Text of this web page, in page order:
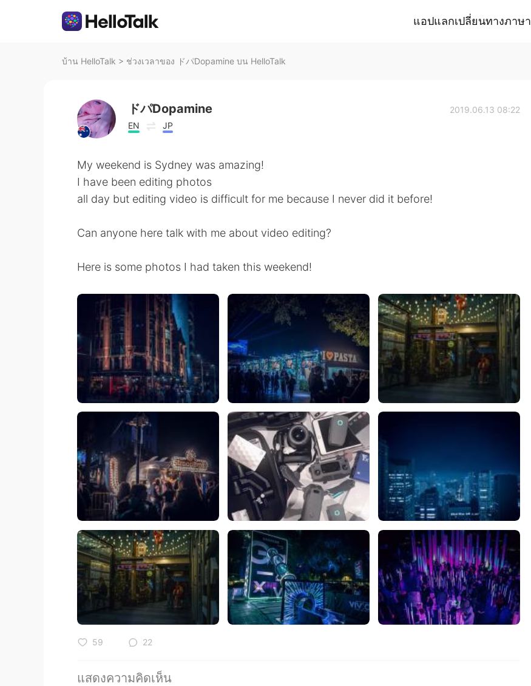
แอปแลกเปลี่ยนทางภาษา
บ้าน HelloTalk > ช่วงเวลาของ ドパDopamine บน HelloTalk
ドパDopamine
EN JP
2019.06.13 08:22
My weekend is Sydney was amazing!
I have been editing photos
all day but editing video is difficult for me because I never did it before!
Can anyone here talk with me about video editing?
Here is some photos I had taken this weekend!
59 22
แสดงความคิดเห็น